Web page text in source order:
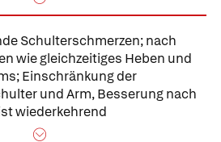
Schulterschmerzen; nach
wie gleichzeitiges Heben und
Einschränkung der
und Arm, Besserung nach
wiederkehrend